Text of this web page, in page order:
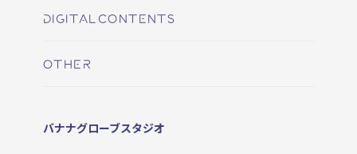
DIGITALCONTENTS
OTHER
バナナグローブスタジオ